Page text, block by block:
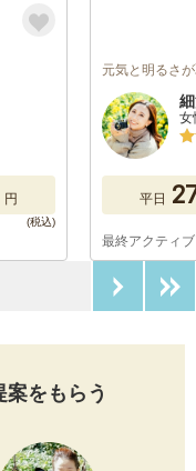
円
元気と明るさ
女
平日
最終アクティ
をもらう